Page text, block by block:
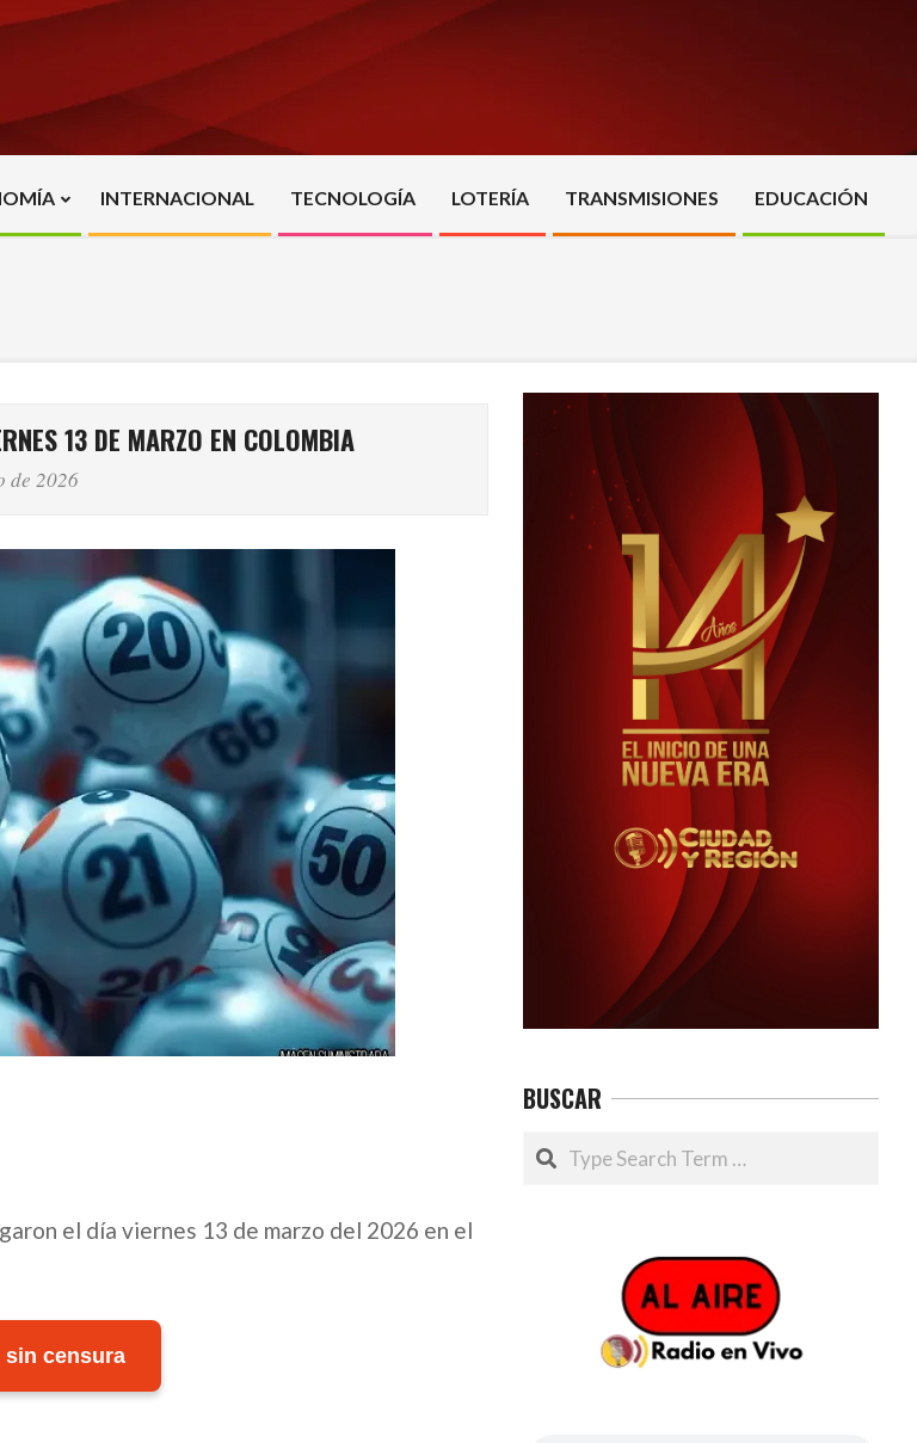
Primary
Navigation
INTERNACIONAL TECNOLOGÍA LOTERÍA TRANSMISIONES EDUCACIÓN
13 DE MARZO EN COLOMBIA
de 2026
el día viernes 13 de marzo del 2026 en el
censura
BUSCAR
Search